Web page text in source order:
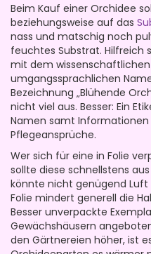
Beim Kauf einer Orchidee
beziehungsweise auf das
nass und matschig noch
feuchtes Substrat. Hilfreich
mit dem
umgangssprachlichen
Bezeichnung „Blühende
nicht viel aus. Besser: Ein
Namen samt
Pflegeansprüche.
Wer sich für eine in Folie
sollte diese schnellstens
könnte nicht genügend
Folie mindert generell die
Besser unverpackte
Gewächshäusern
den Gärtnereien höher, ist